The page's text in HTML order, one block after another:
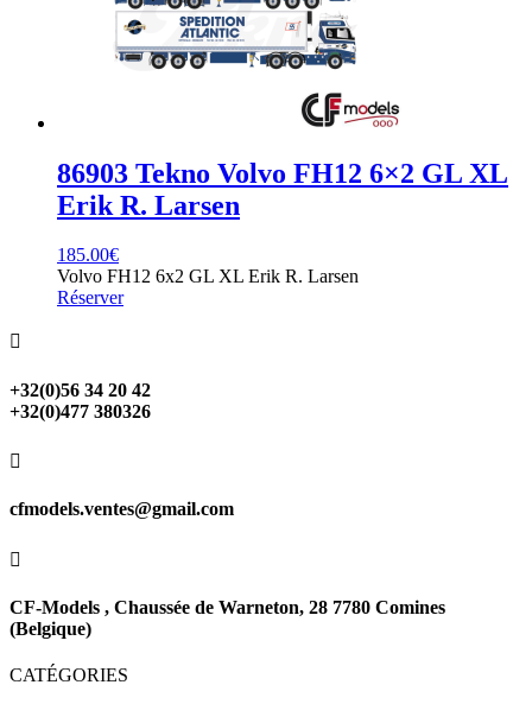
86903 Tekno Volvo FH12 6×2 GL XL
Erik R. Larsen
185.00€
Volvo FH12 6x2 GL XL Erik R. Larsen
Réserver

+32(0)56 34 20 42
+32(0)477 380326

cfmodels.ventes@gmail.com

CF-Models , Chaussée de Warneton, 28 7780 Comines
(Belgique)
CATÉGORIES